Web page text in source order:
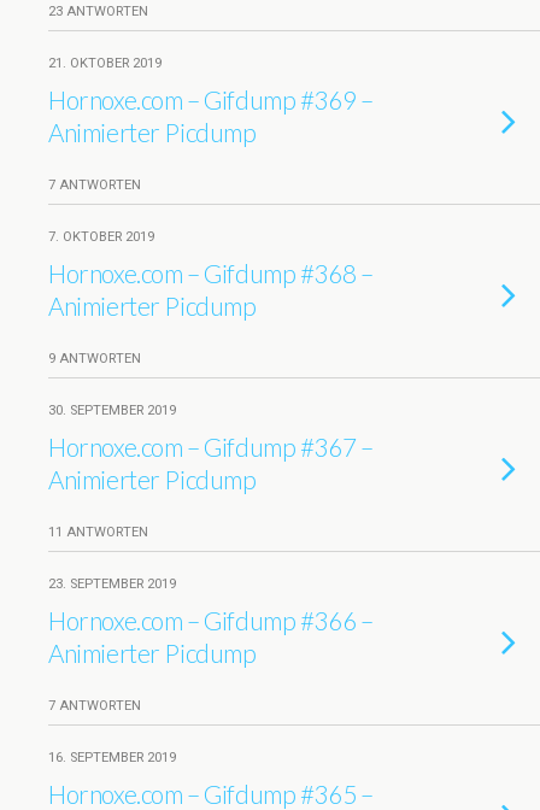
23 ANTWORTEN
21. OKTOBER 2019
Hornoxe.com – Gifdump #369 –
Animierter Picdump
7 ANTWORTEN
7. OKTOBER 2019
Hornoxe.com – Gifdump #368 –
Animierter Picdump
9 ANTWORTEN
30. SEPTEMBER 2019
Hornoxe.com – Gifdump #367 –
Animierter Picdump
11 ANTWORTEN
23. SEPTEMBER 2019
Hornoxe.com – Gifdump #366 –
Animierter Picdump
7 ANTWORTEN
16. SEPTEMBER 2019
Hornoxe.com – Gifdump #365 –